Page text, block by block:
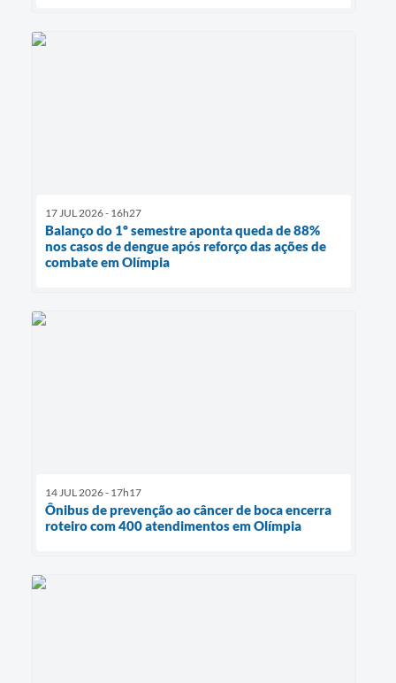
17 JUL 2026 - 16h27
Balanço do 1º semestre aponta queda de 88%
nos casos de dengue após reforço das ações de
combate em Olímpia
14 JUL 2026 - 17h17
Ônibus de prevenção ao câncer de boca encerra
roteiro com 400 atendimentos em Olímpia